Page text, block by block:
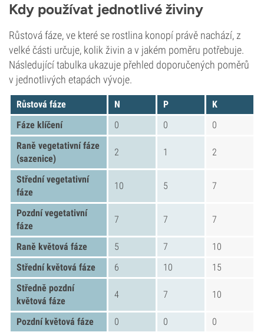
Kdy používat jednotlivé živiny
Růstová fáze, ve které se rostlina konopí právě nachází, z
velké části určuje, kolik živin a v jakém poměru potřebuje.
Následující tabulka ukazuje přehled doporučených poměrů
v jednotlivých etapách vývoje.
Růstová fáze N P
K
Fáze klíčení
0 0
0
Raně vegetativní fáze
(sazenice)
2 1 2
Střední vegetativní
fáze
10 5 7
Pozdní vegetativní
fáze
7 7 7
Raně květová fáze 5 7
10
Střední květová fáze
6 10
15
Středně pozdní
květová fáze
4 7 10
Pozdní květová fáze 0 0 0